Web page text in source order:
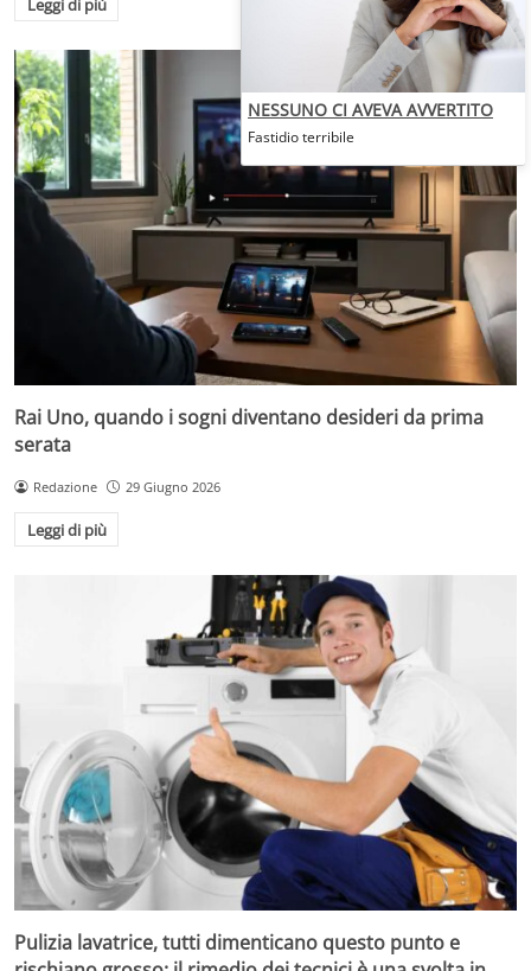
Rai Uno, quando i sogni diventano desideri da prima
serata
Redazione 29 Giugno 2026
Leggi di più
Pulizia lavatrice, tutti dimenticano questo punto e
NESSUNO CI AVEVA AVVERTITO
Fastidio terribile